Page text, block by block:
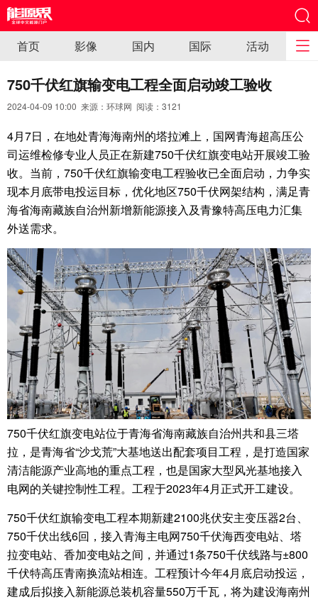
首页 影像 国内 国际 活动
750千伏红旗输变电工程全面启动竣工验收
2024-04-09 10:00 来源：环球网 阅读： 3121
4月7日，在地处青海海南州的塔拉滩上，国网青海超高压公
司运维检修专业人员正在新建750千伏红旗变电站开展竣工验
收。当前，750千伏红旗输变电工程验收已全面启动，力争实
现本月底带电投运目标，优化地区750千伏网架结构，满足青
海省海南藏族自治州新增新能源接入及青豫特高压电力汇集
外送需求。
750千伏红旗变电站位于青海省海南藏族自治州共和县三塔
拉，是青海省“沙戈荒”大基地送出配套项目工程，是打造国家
清洁能源产业高地的重点工程，也是国家大型风光基地接入
电网的关键控制性工程。工程于2023年4月正式开工建设。
750千伏红旗输变电工程本期新建2100兆伏安主变压器2台、
750千伏出线6回，接入青海主电网750千伏海西变电站、塔
拉变电站、香加变电站之间，并通过1条750千伏线路与±800
千伏特高压青南换流站相连。工程预计今年4月底启动投运，
建成后拟接入新能源总装机容量550万千瓦，将为建设海南州